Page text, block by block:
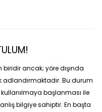
ancak; yöre dışında
Bu durum
başlanması ile
bilgiye sahiptir. En başta